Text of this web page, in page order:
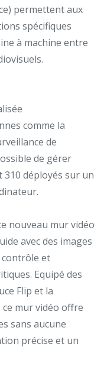
permettent aux
spécifiques
à machine entre
comme la
de
de gérer
310 déployés sur un
nouveau mur vidéo
avec des images
contrôle et
Equipé des
Flip et la
mur vidéo offre
sans aucune
précise et un